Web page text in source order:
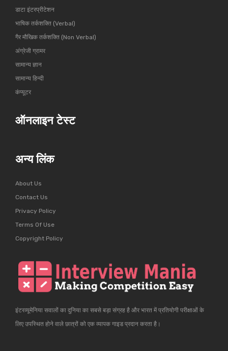
डाटा इंटरप्रीटेशन
भाषिक तर्कशक्ति (Verbal)
गैर मौखिक तर्कशक्ति (Non Verbal)
अंग्रेजी ग्रामर
सामान्य ज्ञान
सामान्य हिन्दी
कंप्यूटर
ऑनलाइन टेस्ट
अन्य लिंक
About Us
Contact Us
Privacy Policy
Terms Of Use
Copyright Policy
इंटरव्यूमेनिया सवालों का दुनिया का सबसे बड़ा संग्रह है और भारत में प्रतियोगी परीक्षाओं के
लिए उपस्थित होने वाले छात्रों को एक व्यापक गाइड प्रदान करता है।